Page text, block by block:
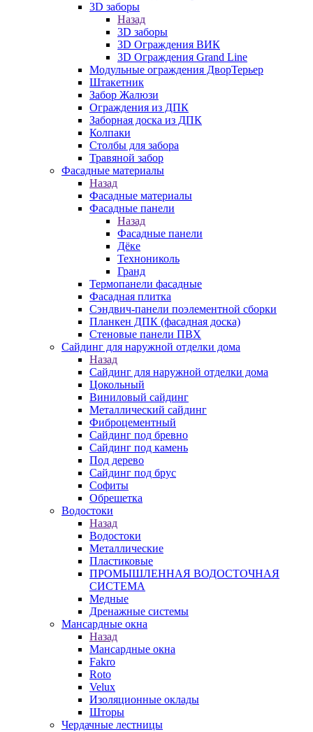
3D заборы
Назад
3D заборы
3D Ограждения ВИК
3D Ограждения Grand Line
Модульные ограждения ДворТерьер
Штакетник
Забор Жалюзи
Ограждения из ДПК
Заборная доска из ДПК
Колпаки
Столбы для забора
Травяной забор
Фасадные материалы
Назад
Фасадные материалы
Фасадные панели
Назад
Фасадные панели
Дёке
Технониколь
Гранд
Термопанели фасадные
Фасадная плитка
Сэндвич-панели поэлементной сборки
Планкен ДПК (фасадная доска)
Стеновые панели ПВХ
Сайдинг для наружной отделки дома
Назад
Сайдинг для наружной отделки дома
Цокольный
Виниловый сайдинг
Металлический сайдинг
Фиброцементный
Сайдинг под бревно
Сайдинг под камень
Под дерево
Сайдинг под брус
Софиты
Обрешетка
Водостоки
Назад
Водостоки
Металлические
Пластиковые
ПРОМЫШЛЕННАЯ ВОДОСТОЧНАЯ
СИСТЕМА
Медные
Дренажные системы
Мансардные окна
Назад
Мансардные окна
Fakro
Roto
Velux
Изоляционные оклады
Шторы
Чердачные лестницы